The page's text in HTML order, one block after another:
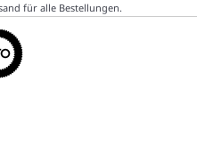
für alle Bestellungen.